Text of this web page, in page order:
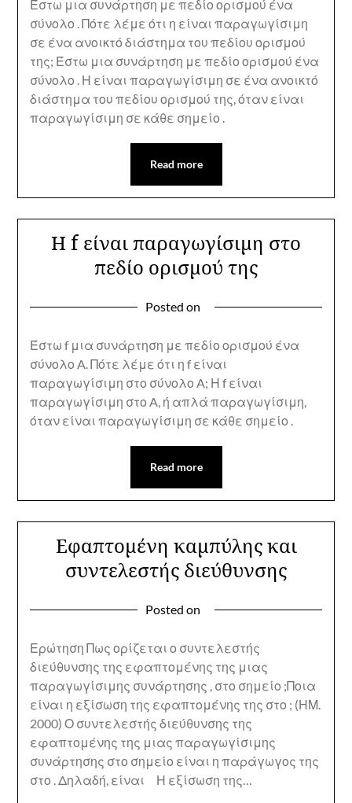
Έστω μια συνάρτηση με πεδίο ορισμού ένα
σύνολο . Πότε λέμε ότι η είναι παραγωγίσιμη
σε ένα ανοικτό διάστημα του πεδίου ορισμού
της; Έστω μια συνάρτηση με πεδίο ορισμού ένα
σύνολο . Η είναι παραγωγίσιμη σε ένα ανοικτό
διάστημα του πεδίου ορισμού της, όταν είναι
παραγωγίσιμη σε κάθε σημείο .
Read more
Η f είναι παραγωγίσιμη στο
πεδίο ορισμού της
Posted on
Έστω f μια συνάρτηση με πεδίο ορισμού ένα
σύνολο A. Πότε λέμε ότι η f είναι
παραγωγίσιμη στο σύνολο A; Η f είναι
παραγωγίσιμη στο A, ή απλά παραγωγίσιμη,
όταν είναι παραγωγίσιμη σε κάθε σημείο .
Read more
Εφαπτομένη καμπύλης και
συντελεστής διεύθυνσης
Posted on
Ερώτηση Πως ορίζεται ο συντελεστής
διεύθυνσης της εφαπτομένης της μιας
παραγωγίσιμης συνάρτησης , στο σημείο ;Ποια
είναι η εξίσωση της εφαπτομένης της στο ; (ΗΜ.
2000) Ο συντελεστής διεύθυνσης της
εφαπτομένης της μιας παραγωγίσιμης
συνάρτησης στο σημείο είναι η παράγωγος της
στο . Δηλαδή, είναι Η εξίσωση της…